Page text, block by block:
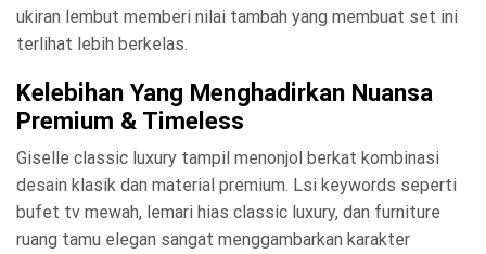
ukiran lembut memberi nilai tambah yang membuat set ini
terlihat lebih berkelas.
Kelebihan Yang Menghadirkan Nuansa
Premium & Timeless
Giselle classic luxury tampil menonjol berkat kombinasi
desain klasik dan material premium. Lsi keywords seperti
bufet tv mewah, lemari hias classic luxury, dan furniture
ruang tamu elegan sangat menggambarkan karakter